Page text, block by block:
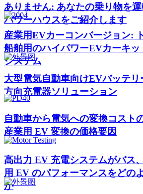
ありません: あなたの乗り物を
パワーハウスをご紹介します
産業用EVカーコンバージョン:
船舶用のハイパワーEVカーキッ
システム
大型電気自動車向けEVバッテ
方向充電器ソリューション
自動車から電気への変換コスト
産業用 EV 変換の価格要因
高出力 EV 充電システムがバス
用 EV のパフォーマンスをどの
か